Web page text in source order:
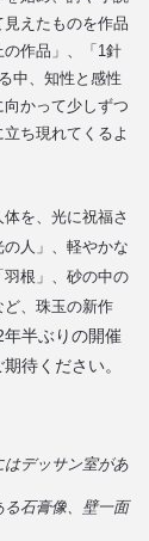
えたものを作品
作品」、「1針
中、知性と感性
かって少しずつ
ち現れてくるよ
を、光に祝福さ
人」、軽やかな
根」、砂の中の
、珠玉の新作
年半ぶりの開催
待ください。
デッサン室があ
石膏像、壁一面